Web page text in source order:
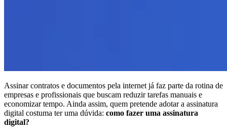
Assinar contratos e documentos pela internet já faz parte da rotina de
empresas e profissionais que buscam reduzir tarefas manuais e
economizar tempo. Ainda assim, quem pretende adotar a assinatura
digital costuma ter uma dúvida: como fazer uma assinatura
digital?